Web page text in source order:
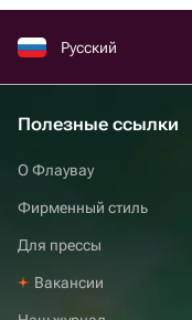
Русский
Полезные ссылки
О Флаувау
Фирменный стиль
Для прессы
Вакансии